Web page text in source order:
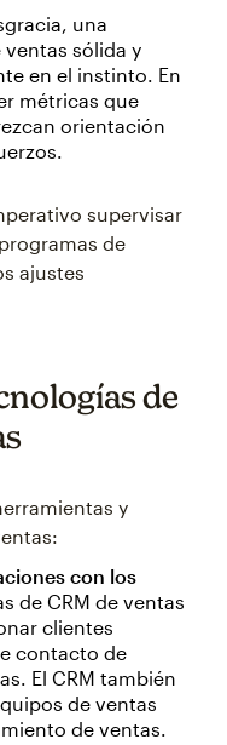
una
sólida y
en el instinto. En
métricas que
orientación
supervisar
de
ajustes
de
y
con los
de CRM de ventas
clientes
contacto de
El CRM también
de ventas
de ventas.